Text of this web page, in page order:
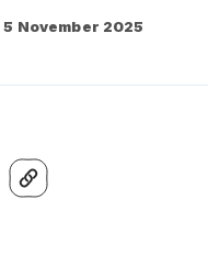
5 November 2025